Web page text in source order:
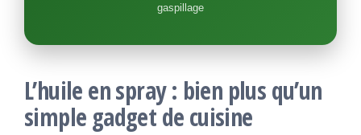
gaspillage
L’huile en spray : bien plus qu’un
simple gadget de cuisine